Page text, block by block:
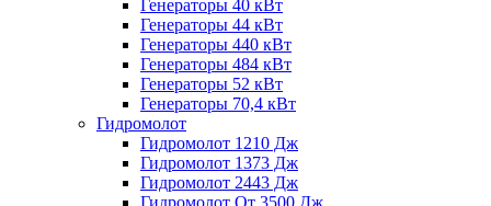
Генераторы 40 кВт
Генераторы 44 кВт
Генераторы 440 кВт
Генераторы 484 кВт
Генераторы 52 кВт
Генераторы 70,4 кВт
Гидромолот
Гидромолот 1210 Дж
Гидромолот 1373 Дж
Гидромолот 2443 Дж
Гидромолот От 3500 Дж